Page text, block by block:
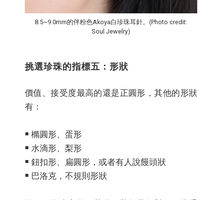
8.5~9.0mm的伴粉色Akoya白珍珠耳針。(Photo credit:
Soul Jewelry)
挑選珍珠的指標五：形狀
價值、接受度最高的還是正圓形，其他的形狀
有：
￭ 橢圓形、蛋形
￭ 水滴形、梨形
￭ 鈕扣形、扁圓形，或者有人說饅頭狀
￭ 巴洛克，不規則形狀